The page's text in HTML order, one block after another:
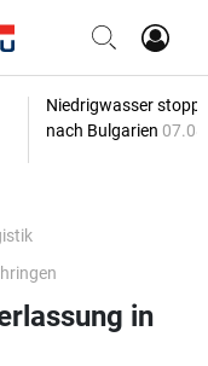
Niedrigwasser
nach Bulgarien
in